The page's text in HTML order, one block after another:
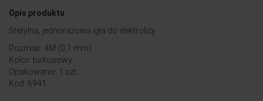
Opis produktu
Sterylna, jednorazowa igła do elektrolizy.
Rozmiar: 4M (0,1 mm)
Kolor: turkusowy
Opakowanie: 1 szt.
Kod: 6941